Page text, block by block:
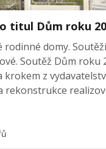
titul Dům roku
rodinné domy.
Soutěž Dům
krokem z
rekonstrukce